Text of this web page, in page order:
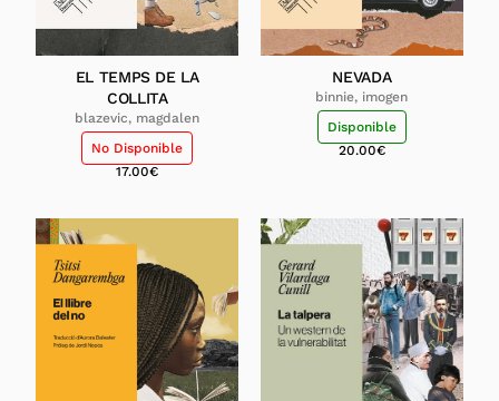
EL TEMPS DE LA
COLLITA
blazevic, magdalen
No Disponible
17.00€
NEVADA
binnie, imogen
Disponible
20.00€